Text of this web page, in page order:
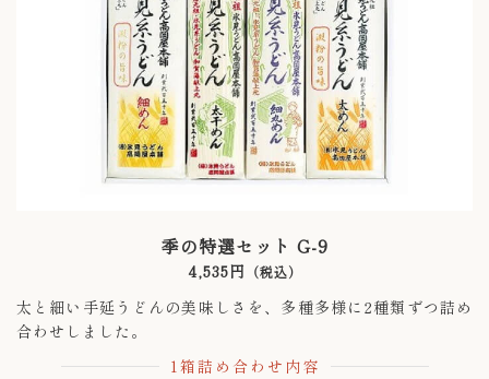
季の特選セット G-9
4,535円 （税込）
太と細い手延うどんの美味しさを、多種多様に2種類ずつ詰め
合わせしました。
1箱詰め合わせ内容